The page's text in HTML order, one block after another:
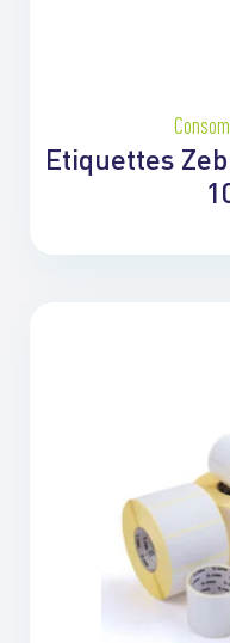
Etiquettes